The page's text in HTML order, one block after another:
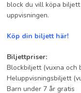
block du vill köpa
uppvisningen.
Köp din biljett här!
Biljettpriser:
Blockbiljett (vuxna och
Heluppvisningsbiljett
Barn under 7 år gratis